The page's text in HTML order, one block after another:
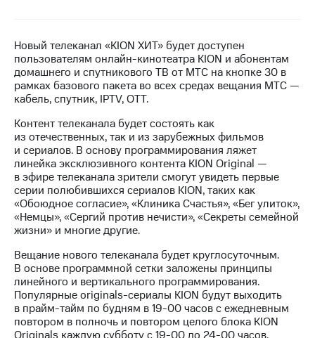
Контакты
Пригласить
спикера
и акционерам
Корпоративное
управление
Корпоративный
секретарь
Раскрытие
информации
Информация
акционерам
Документы
ПАО
"МТС"
Собрания
акционеров
Личный
кабинет
Новый телеканал «KION ХИТ» будет доступен
пользователям онлайн-кинотеатра KION и абонентам
домашнего и спутникового ТВ от МТС на кнопке 30 в
рамках базового пакета во всех средах вещания МТС —
кабель, спутник, IPTV, OTT.
Контент телеканала будет состоять как
из отечественных, так и из зарубежных фильмов
и сериалов. В основу программирования ляжет
линейка эксклюзивного контента KION Original —
в эфире телеканала зрители смогут увидеть первые
серии полюбившихся сериалов KION, таких как
«Обоюдное согласие», «Клиника Счастья», «Бег улиток»,
«Немцы», «Сергий против нечисти», «Секреты семейной
жизни» и многие другие.
Вещание нового телеканала будет круглосуточным.
В основе программной сетки заложены принципы
линейного и вертикального программирования.
Популярные originals-сериалы KION будут выходить
в прайм-тайм по будням в 19-00 часов с ежедневным
повтором в полночь и повтором целого блока KION